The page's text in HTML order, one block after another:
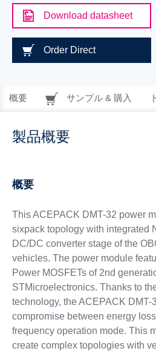
Download datasheet
Order Direct
概要 サンプル & 購入
製品概要
概要
This ACEPACK DMT-32 power
sixpack topology with integrated
DC/DC converter stage of the
vehicles. The power module
Power MOSFETs of 2nd
STMicroelectronics. Thanks to
technology, the ACEPACK DMT-
compromise between energy
frequency operation mode. This
create complex topologies with